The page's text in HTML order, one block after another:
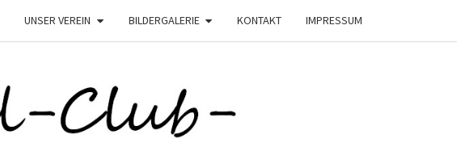
UNSER VEREIN BILDERGALERIE KONTAKT IMPRESSUM